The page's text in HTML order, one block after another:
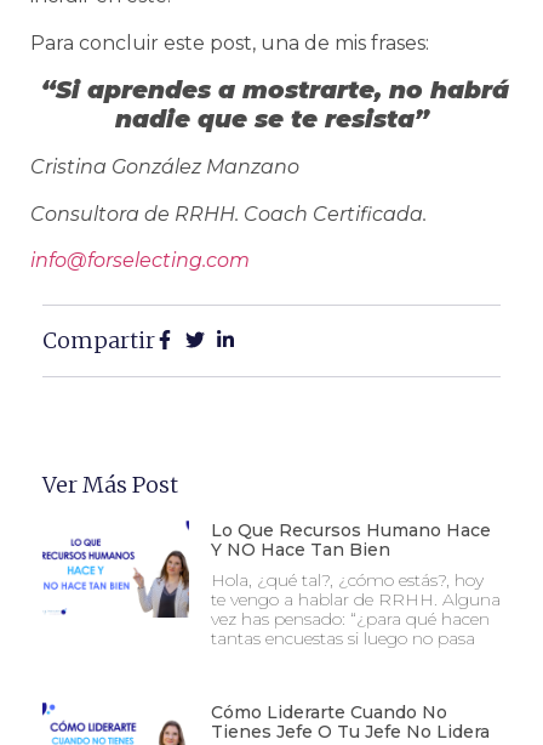
Para concluir este post, una de mis frases:
“Si aprendes a mostrarte, no habrá
nadie que se te resista”
Cristina González Manzano
Consultora de RRHH. Coach Certificada.
info@forselecting.com
Compartir
Ver Más Post
Lo Que Recursos Humano Hace
Y NO Hace Tan Bien
Hola, ¿qué tal?, ¿cómo estás?, hoy
te vengo a hablar de RRHH. Alguna
vez has pensado: “¿para qué hacen
tantas encuestas si luego no pasa
Cómo Liderarte Cuando No
Tienes Jefe O Tu Jefe No Lidera